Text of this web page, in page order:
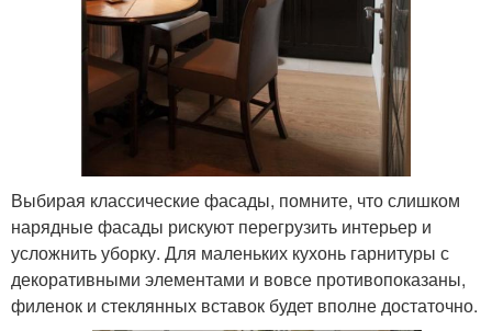
Выбирая классические фасады, помните, что слишком
нарядные фасады рискуют перегрузить интерьер и
усложнить уборку. Для маленьких кухонь гарнитуры с
декоративными элементами и вовсе противопоказаны,
филенок и стеклянных вставок будет вполне достаточно.